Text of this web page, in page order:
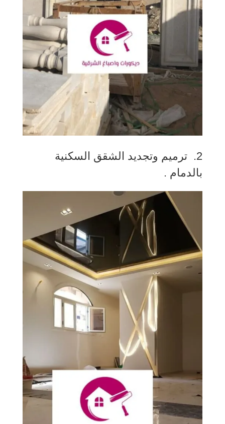
2. ترميم وتجديد الشقق السكنية
بالدمام .